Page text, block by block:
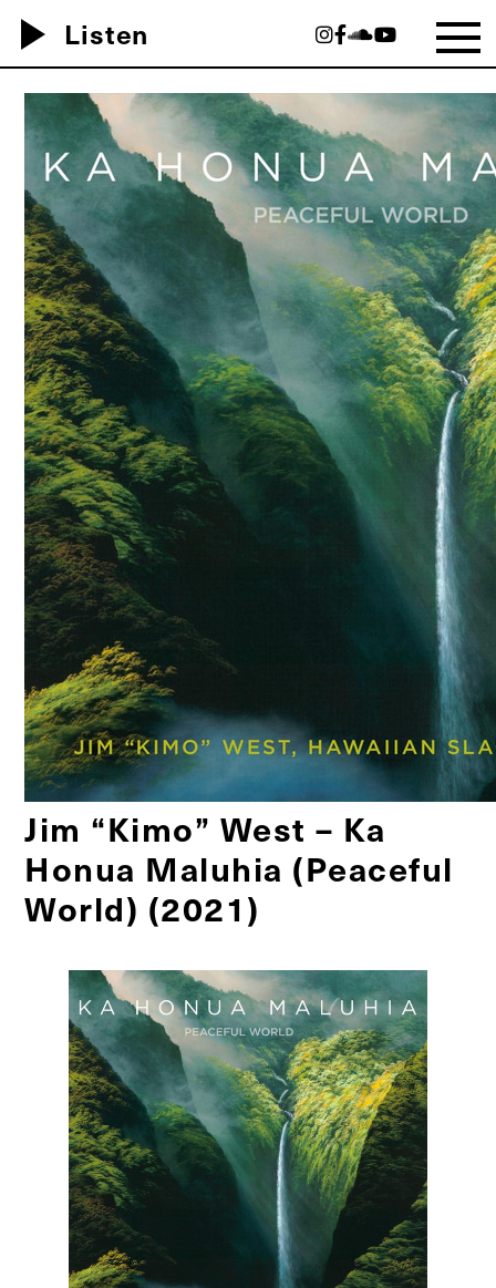
play_arrow Listen
Jim “Kimo” West – Ka
Honua Maluhia (Peaceful
World) (2021)